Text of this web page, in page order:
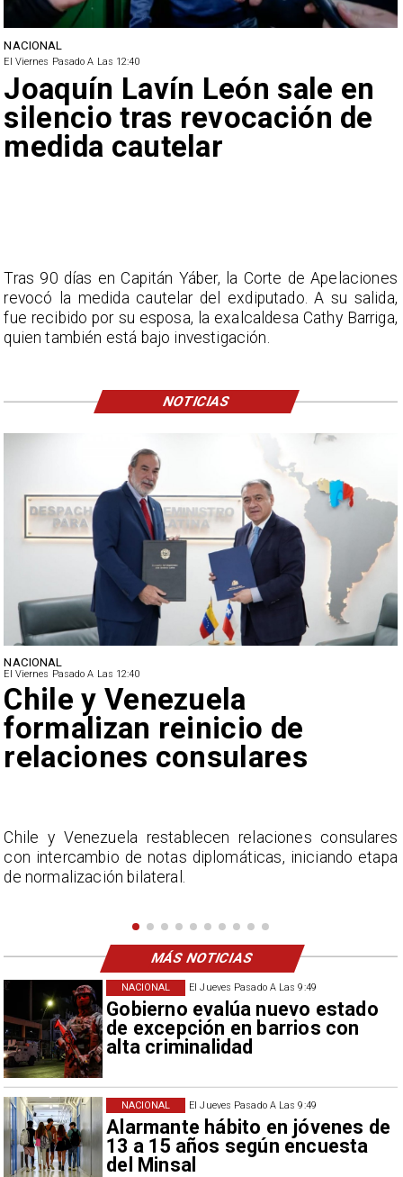
El Jueves Pasado A Las 9:49
Gobierno evalúa nuevo estado
de excepción en barrios con
alta criminalidad
NACIONAL
El Jueves Pasado A Las 9:49
Alarmante hábito en jóvenes de
13 a 15 años según encuesta
del Minsal
NACIONAL
NACIONAL
El Viernes Pasado A Las 12:40
Feriantes rechazan dichos
de Camila Flores sobre
Fabiola Campillai
La Confederación Nacional de Ferias Libres (ASOF)
considera inaceptable que se refieran a Fabiola
Campillai como 'señora de feria', expresión utilizada
NACIONAL
El Viernes Pasado A Las 12:40
Joaquín Lavín León sale en
silencio tras revocación de
medida cautelar
Tras 90 días en Capitán Yáber, la Corte de Apelaciones
revocó la medida cautelar del exdiputado. A su salida,
fue recibido por su esposa, la exalcaldesa Cathy Barriga,
quien también está bajo investigación.
NOTICIAS
MÁS NOTICIAS